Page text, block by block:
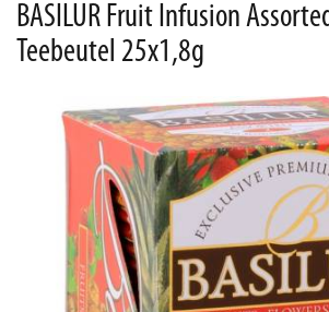
BASILUR Fruit Infusion
Teebeutel 25x1,8g